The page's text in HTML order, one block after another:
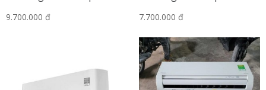
9.700.000 đ 7.700.000 đ